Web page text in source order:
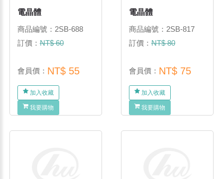
電晶體
商品編號：2SB-688
訂價：NT$ 60
會員價： NT$ 55
加入收藏
我要購物
電晶體
商品編號：2SB-817
訂價：NT$ 80
會員價： NT$ 75
加入收藏
我要購物